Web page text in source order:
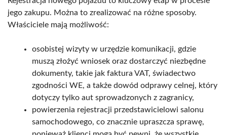
jego zakupu. Można to zrealizować na różne sposoby.
Właściciele mają możliwość:
osobistej wizyty w urzędzie komunikacji, gdzie
muszą złożyć wniosek oraz dostarczyć niezbędne
dokumenty, takie jak faktura VAT, świadectwo
zgodności WE, a także dowód odprawy celnej, który
dotyczy tylko aut sprowadzonych z zagranicy,
powierzenia rejestracji przedstawicielowi salonu
samochodowego, co znacznie upraszcza sprawę,